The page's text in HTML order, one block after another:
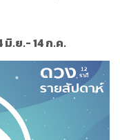
มิ.ย.- 14 ก.ค.